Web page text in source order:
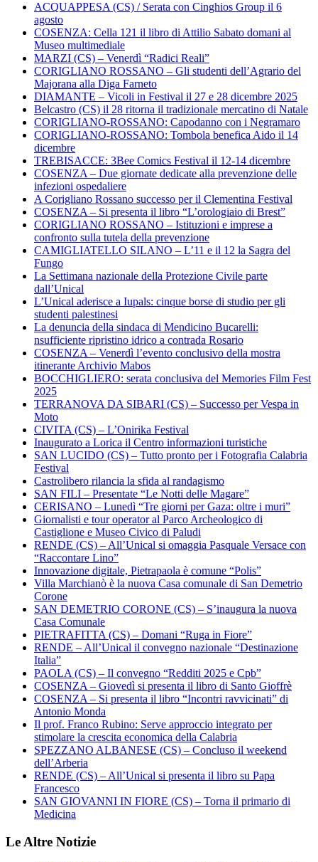
ACQUAPPESA (CS) / Serata con Cinghios Group il 6
agosto
COSENZA: Cella 121 il libro di Attilio Sabato domani al
Museo multimediale
MARZI (CS) – Venerdì “Radici Reali”
CORIGLIANO ROSSANO – Gli studenti dell’Agrario del
Majorana alla Diga Farneto
DIAMANTE – Vicoli in Festival il 27 e 28 dicembre 2025
Belcastro (CS) il 28 ritorna il tradizionale mercatino di Natale
CORIGLIANO-ROSSANO: Capodanno con i Negramaro
CORIGLIANO-ROSSANO: Tombola benefica Aido il 14
dicembre
TREBISACCE: 3Bee Comics Festival il 12-14 dicembre
COSENZA – Due giornate dedicate alla prevenzione delle
infezioni ospedaliere
A Corigliano Rossano successo per il Clementina Festival
COSENZA – Si presenta il libro “L’orologiaio di Brest”
CORIGLIANO ROSSANO – Istituzioni e imprese a
confronto sulla tutela della prevenzione
CAMIGLIATELLO SILANO – L’11 e il 12 la Sagra del
Fungo
La Settimana nazionale della Protezione Civile parte
dall’Unical
L’Unical aderisce a Iupals: cinque borse di studio per gli
studenti palestinesi
La denuncia della sindaca di Mendicino Bucarelli:
nsufficiente ripristino idrico a contrada Rosario
COSENZA – Venerdì l’evento conclusivo della mostra
itinerante Archivio Mabos
BOCCHIGLIERO: serata conclusiva del Memories Film Fest
2025
TERRANOVA DA SIBARI (CS) – Successo per Vespa in
Moto
CIVITA (CS) – L’Onirika Festival
Inaugurato a Lorica il Centro informazioni turistiche
SAN LUCIDO (CS) – Tutto pronto per i Fotografia Calabria
Festival
Castrolibero rilancia la sfida al randagismo
SAN FILI – Presentate “Le Notti delle Magare”
CERISANO – Lunedì “Tre giorni per Gaza: oltre i muri”
Giornalisti e tour operator al Parco Archeologico di
Castiglione e Museo Civico di Paludi
RENDE (CS) – All’Unical si omaggia Pasquale Versace con
“Raccontare Lino”
Innovazione digitale, Pietrapaola è comune “Polis”
Villa Marchianò è la nuova Casa comunale di San Demetrio
Corone
SAN DEMETRIO CORONE (CS) – S’inaugura la nuova
Casa Comunale
PIETRAFITTA (CS) – Domani “Ruga in Fiore”
RENDE – All’Unical il convegno nazionale “Destinazione
Italia”
PAOLA (CS) – Il convegno “Redditi 2025 e Cpb”
COSENZA – Giovedì si presenta il libro di Santo Gioffrè
COSENZA – Si presenta il libro “Incontri ravvicinati” di
Antonio Monda
Il prof. Franco Rubino: Serve approccio integrato per
stimolare la crescita economica della Calabria
SPEZZANO ALBANESE (CS) – Concluso il weekend
dell’Arberia
RENDE (CS) – All’Unical si presenta il libro su Papa
Francesco
SAN GIOVANNI IN FIORE (CS) – Torna il primario di
Medicina
Le Altre Notizie